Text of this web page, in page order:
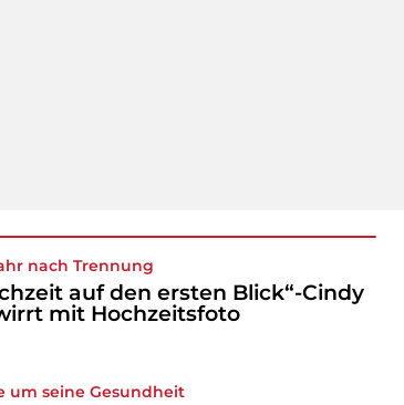
nach Trennung
auf den ersten Blick“-Cindy
mit Hochzeitsfoto
um seine Gesundheit